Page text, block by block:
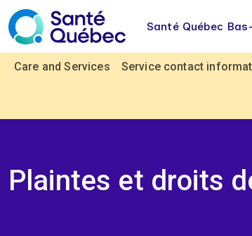
Skip to main content
Santé Québec
Navigation principale
Care and Services Service contact
Plaintes et droits